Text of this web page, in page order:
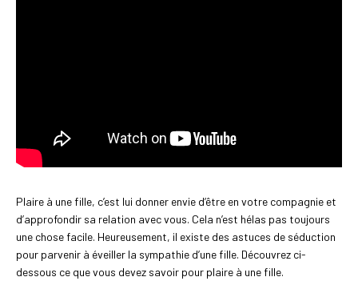
Plaire à une fille, c’est lui donner envie d’être en votre compagnie et
d’approfondir sa relation avec vous. Cela n’est hélas pas toujours
une chose facile. Heureusement, il existe des astuces de séduction
pour parvenir à éveiller la sympathie d’une fille. Découvrez ci-
dessous ce que vous devez savoir pour plaire à une fille.